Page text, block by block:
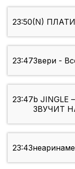
23:50(N)
23:47Звери -
23:47b JINGLE
ЗВУЧИТ
23:43